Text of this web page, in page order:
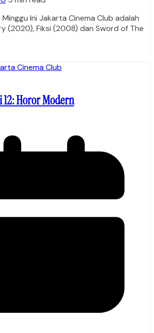
Minggu Ini Jakarta Cinema Club adalah
(2020), Fiksi (2008) dan Sword of The
Horor Modern